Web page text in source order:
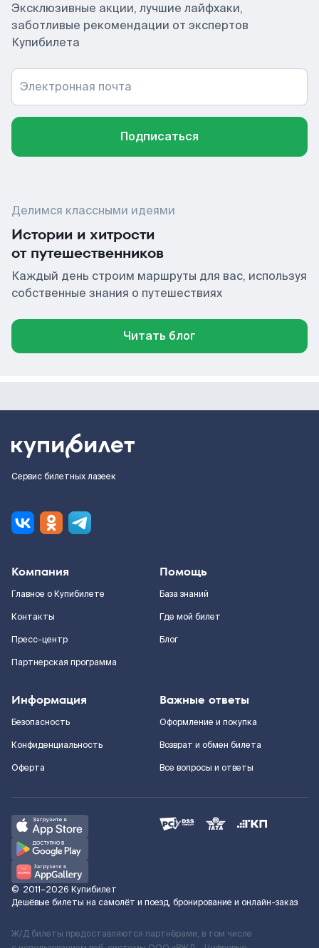
Эксклюзивные акции, лучшие лайфхаки,
заботливые рекомендации от экспертов
Купибилета
Электронная почта
Подписаться
Делимся классными идеями
Истории и хитрости
от путешественников
Каждый день строим маршруты для вас, используя
собственные знания о путешествиях
Читать блог
Сервис билетных лазеек
Компания
Главное о Купибилете
Контакты
Пресс-центр
Партнерская программа
Помощь
База знаний
Где мой билет
Блог
Информация
Безопасность
Конфиденциальность
Оферта
Важные ответы
Оформление и покупка
Возврат и обмен билета
Все вопросы и ответы
© 2011–2026 Купибилет
Дешёвые билеты на самолёт и поезд, бронирование и онлайн-заказ
Ж/Д билеты предоставляются партнёрами, в том числе